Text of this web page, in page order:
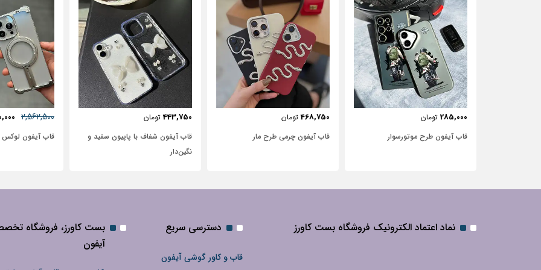
468,750 تومان
قاب آیفون چرمی طرح مار
443,750 تومان
قاب آیفون شفاف با پاپیون سفید و
2,562,500
2,950,000
قاب آیفون لوکس بامپر OATSBASF
631,250
نماد اعتماد الکترونیک فروشگاه بست کاورز دسترسی سریع
قاب و کاور گوشی آیفون
بست کاورز، فروشگاه
آیفون